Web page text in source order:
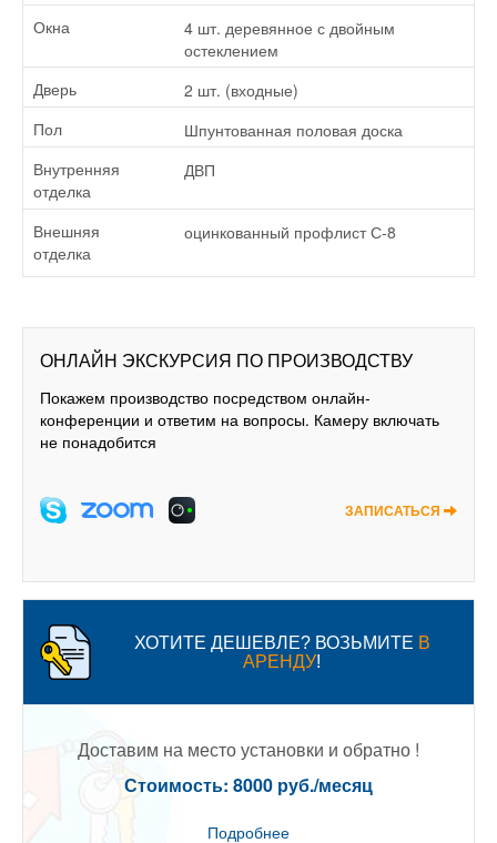
Окна
4 шт. деревянное с двойным
остеклением
Дверь 2 шт. (входные)
Пол Шпунтованная половая доска
Внутренняя
отделка
ДВП
Внешняя
отделка
оцинкованный профлист С-8
ОНЛАЙН ЭКСКУРСИЯ ПО ПРОИЗВОДСТВУ
Покажем производство посредством онлайн-
конференции и ответим на вопросы. Камеру включать
не понадобится
ЗАПИСАТЬСЯ
ХОТИТЕ ДЕШЕВЛЕ? ВОЗЬМИТЕ В
АРЕНДУ!
Доставим на место установки и обратно !
Стоимость: 8000 руб./месяц
Подробнее